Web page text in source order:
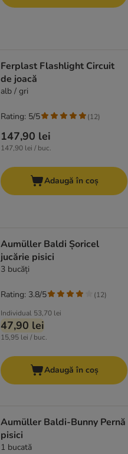
Ferplast Flashlight Circuit
de joacă
alb / gri
147,90 lei
147,90 lei / buc.
Rating: 5/5 (12)
Adaugă în coș
Aumüller Baldi Șoricel
jucărie pisici
3 bucăți
Individual 53,70 lei
47,90 lei
15,95 lei / buc.
Rating: 3.8/5 (12)
Adaugă în coș
Aumüller Baldi-Bunny Pernă
pisici
1 bucată